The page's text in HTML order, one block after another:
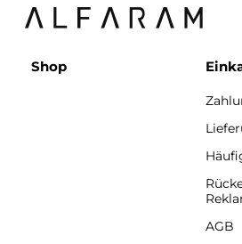
Shop
AGB